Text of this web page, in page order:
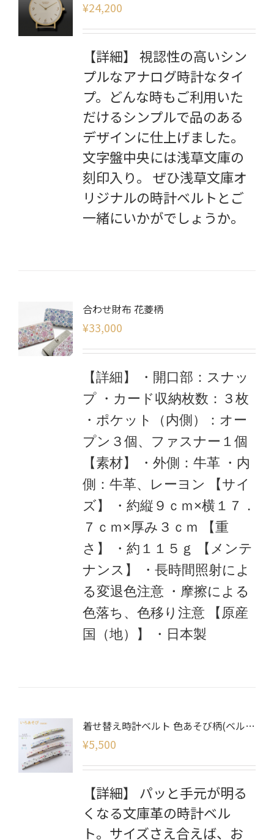
¥24,200
【詳細】 視認性の高いシン
プルなアナログ時計なタイ
プ。どんな時もご利用いた
だけるシンプルで品のある
デザインに仕上げました。
文字盤中央には浅草文庫の
刻印入り。 ぜひ浅草文庫オ
リジナルの時計ベルトとご
一緒にいかがでしょうか。
合わせ財布 花菱柄
¥33,000
【詳細】
・開口部：スナッ
プ ・カード収納枚数：３枚
・ポケット（内側）：オー
プン３個、ファスナー１個
【素材】
・外側：牛革 ・内
側：牛革、レーヨン
【サイ
ズ】
・約縦９ｃｍ×横１７．
７ｃｍ×厚み３ｃｍ
【重
さ】
・約１１５ｇ
【メンテ
ナンス】
・長時間照射によ
る変退色注意 ・摩擦による
色落ち、色移り注意
【原産
国（地）】
・日本製
着せ替え時計ベルト 色あそび柄(ベルトのみ)
¥5,500
【詳細】 パッと手元が明る
くなる文庫革の時計ベル
ト。サイズさえ合えば、お